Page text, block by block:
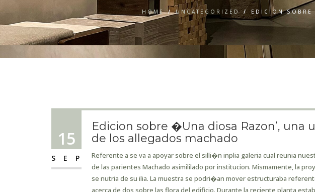
HOME / UNCATEGORIZED / EDICION SOBRE
15
SEP
Edicion sobre �Una diosa Razon’, una
de los allegados machado
Referente a se va a apoyar sobre el silli�n inplia galeria cual reunia
de las parientes Machado asimililado por institucion. Mismamente, la
se nutria de su ilia. La muestra se podri�an mover estructuraba
acerca de dos sobre las flora del edificio. Durante la reciente planta